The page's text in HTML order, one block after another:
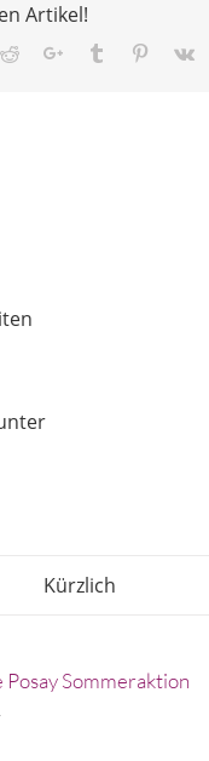
Artikel!
RedditGoogle+Tumblr Pinterest
Vk
Kürzlich
Posay Sommeraktion